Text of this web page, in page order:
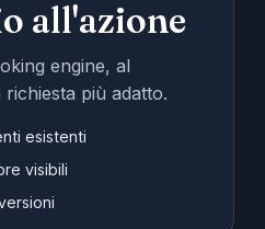
all'azione
engine, al
più adatto.
esistenti
visibili